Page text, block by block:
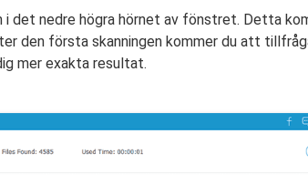
i det nedre högra hörnet av fönstret. Detta
den första skanningen kommer du att
mer exakta resultat.